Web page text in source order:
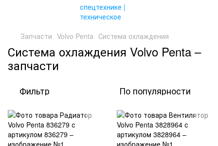
Запчасти Volvo Penta Система охлаждения
Система охлаждения Volvo Penta –
запчасти
Фильтр По популярности